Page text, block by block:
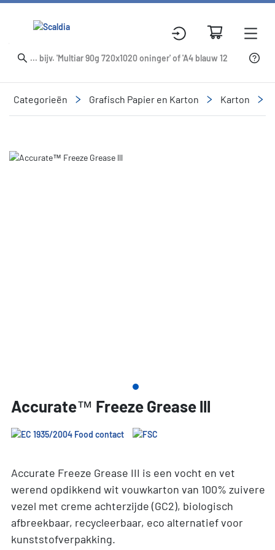
Categorieën Grafisch Papier en Karton Karton
Slide 1 of 1
Accurate™ Freeze Grease lll
Accurate Freeze Grease III is een vocht en vet
werend opdikkend wit vouwkarton van 100% zuivere
vezel met creme achterzijde (GC2), biologisch
afbreekbaar, recycleerbaar, eco alternatief voor
kunststofverpakking.